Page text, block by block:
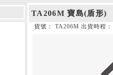
TA206M 寶島(盾形)
貨號： TA206M 出貨時程：